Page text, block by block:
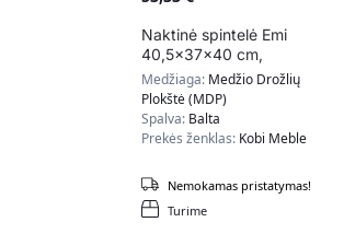
Naktinė spintelė Emi
40,5x37x40 cm,
smėlio spalvos
Medžiaga: Medžio Drožlių
Plokštė (MDP)
Spalva: Balta
Prekės ženklas: Kobi Meble
Turime
Nemokamas pristatymas!